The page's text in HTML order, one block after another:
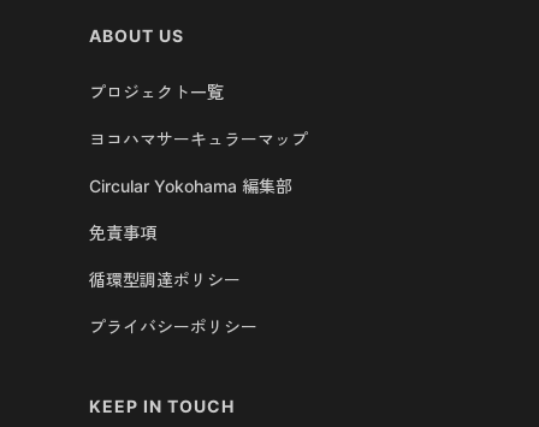
ABOUT US
プロジェクト一覧
ヨコハマサーキュラーマップ
Circular Yokohama 編集部
免責事項
循環型調達ポリシー
プライバシーポリシー
KEEP IN TOUCH